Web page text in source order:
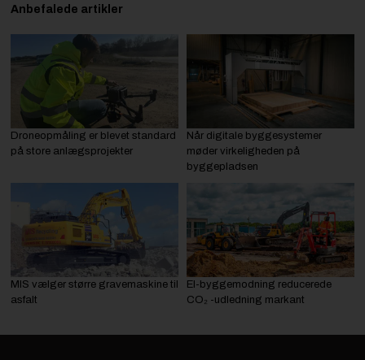
Anbefalede artikler
Droneopmåling er blevet standard
på store anlægsprojekter
Når digitale byggesystemer
møder virkeligheden på
byggepladsen
MIS vælger større gravemaskine til
asfalt
El-byggemodning reducerede
CO₂ -udledning markant